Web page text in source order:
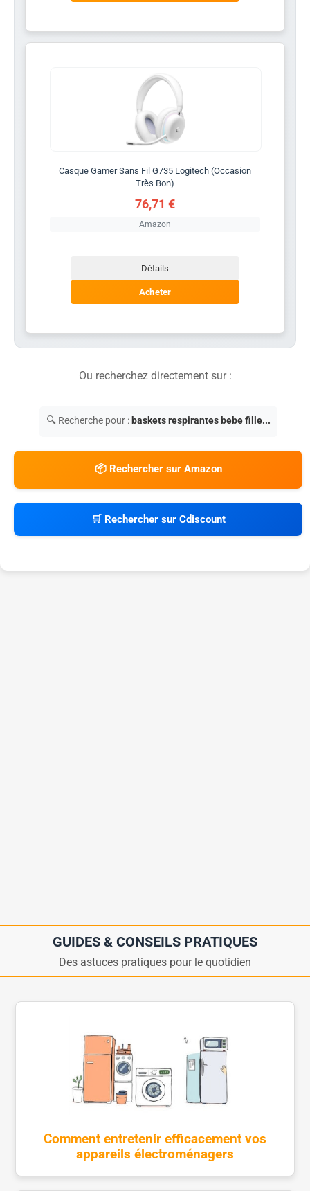
Casque Gamer Sans Fil G735 Logitech (Occasion
Très Bon)
76,71 €
Amazon
Détails
Acheter
Ou recherchez directement sur :
🔍 Recherche pour : baskets respirantes bebe fille...
📦 Rechercher sur Amazon
🛒 Rechercher sur Cdiscount
GUIDES & CONSEILS PRATIQUES
Des astuces pratiques pour le quotidien
Comment entretenir efficacement vos
appareils électroménagers